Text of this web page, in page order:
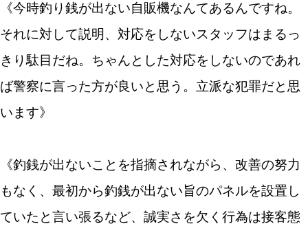
《今時釣り銭が出ない自販機なんてあるんですね。
それに対して説明、対応をしないスタッフはまるっ
きり駄目だね。ちゃんとした対応をしないのであれ
ば警察に言った方が良いと思う。立派な犯罪だと思
います》
《釣銭が出ないことを指摘されながら、改善の努力
もなく、最初から釣銭が出ない旨のパネルを設置し
ていたと言い張るなど、誠実さを欠く行為は接客態